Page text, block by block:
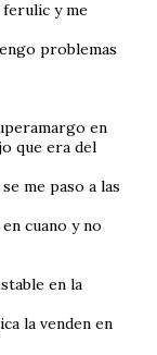
ferulic y me
problemas
en
que era del
me paso a las
cuano y no
en la
la venden en